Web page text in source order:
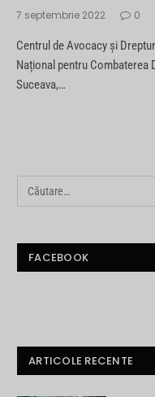
7 septembrie 2022 0
Centrul de Avocacy și
Național pentru Combaterea
Suceava,…
FACEBOOK
ARTICOLE RECENTE